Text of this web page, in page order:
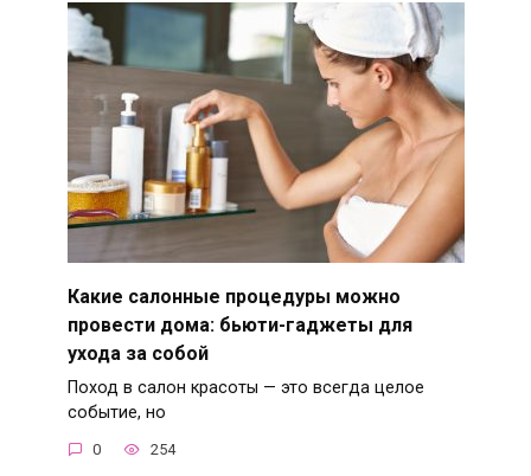
Какие салонные процедуры можно
провести дома: бьюти-гаджеты для
ухода за собой
Поход в салон красоты — это всегда целое
событие, но
0 254